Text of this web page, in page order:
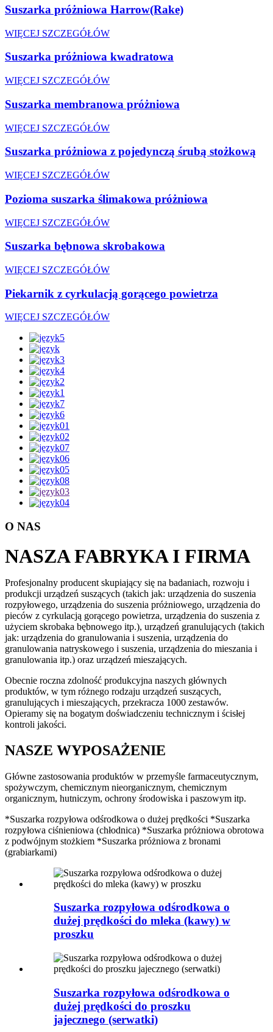
Suszarka próżniowa Harrow(Rake)
WIĘCEJ SZCZEGÓŁÓW
Suszarka próżniowa kwadratowa
WIĘCEJ SZCZEGÓŁÓW
Suszarka membranowa próżniowa
WIĘCEJ SZCZEGÓŁÓW
Suszarka próżniowa z pojedynczą śrubą stożkową
WIĘCEJ SZCZEGÓŁÓW
Pozioma suszarka ślimakowa próżniowa
WIĘCEJ SZCZEGÓŁÓW
Suszarka bębnowa skrobakowa
WIĘCEJ SZCZEGÓŁÓW
Piekarnik z cyrkulacją gorącego powietrza
WIĘCEJ SZCZEGÓŁÓW
O NAS
NASZA FABRYKA I FIRMA
Profesjonalny producent skupiający się na badaniach, rozwoju i
produkcji urządzeń suszących (takich jak: urządzenia do suszenia
rozpyłowego, urządzenia do suszenia próżniowego, urządzenia do
pieców z cyrkulacją gorącego powietrza, urządzenia do suszenia z
użyciem skrobaka bębnowego itp.), urządzeń granulujących (takich
jak: urządzenia do granulowania i suszenia, urządzenia do
granulowania natryskowego i suszenia, urządzenia do mieszania i
granulowania itp.) oraz urządzeń mieszających.
Obecnie roczna zdolność produkcyjna naszych głównych
produktów, w tym różnego rodzaju urządzeń suszących,
granulujących i mieszających, przekracza 1000 zestawów.
Opieramy się na bogatym doświadczeniu technicznym i ścisłej
kontroli jakości.
NASZE WYPOSAŻENIE
Główne zastosowania produktów w przemyśle farmaceutycznym,
spożywczym, chemicznym nieorganicznym, chemicznym
organicznym, hutniczym, ochrony środowiska i paszowym itp.
*Suszarka rozpyłowa odśrodkowa o dużej prędkości *Suszarka
rozpyłowa ciśnieniowa (chłodnica) *Suszarka próżniowa obrotowa
z podwójnym stożkiem *Suszarka próżniowa z bronami
(grabiarkami)
Suszarka rozpyłowa odśrodkowa o
dużej prędkości do mleka (kawy) w
proszku
Suszarka rozpyłowa odśrodkowa o
dużej prędkości do proszku
jajecznego (serwatki)